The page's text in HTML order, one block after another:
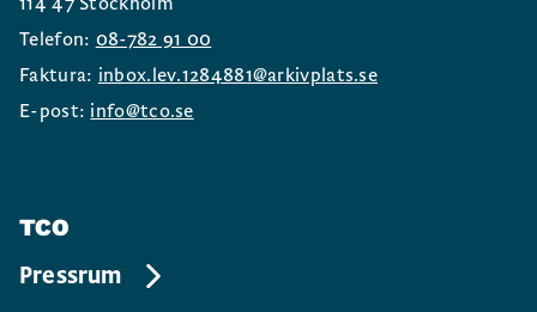
Telefon: 08-782 91 00
Faktura: inbox.lev.1284881@arkivplats.se
E-post: info@tco.se
TCO
Pressrum